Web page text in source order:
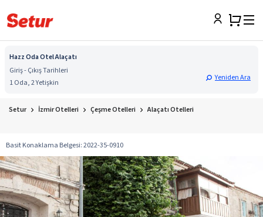
Hazz Oda Otel Alaçatı
Giriş - Çıkış Tarihleri
1 Oda, 2 Yetişkin
Yeniden Ara
Setur İzmir Otelleri Çeşme Otelleri Alaçatı Otelleri
Basit Konaklama Belgesi:2022-35-0910